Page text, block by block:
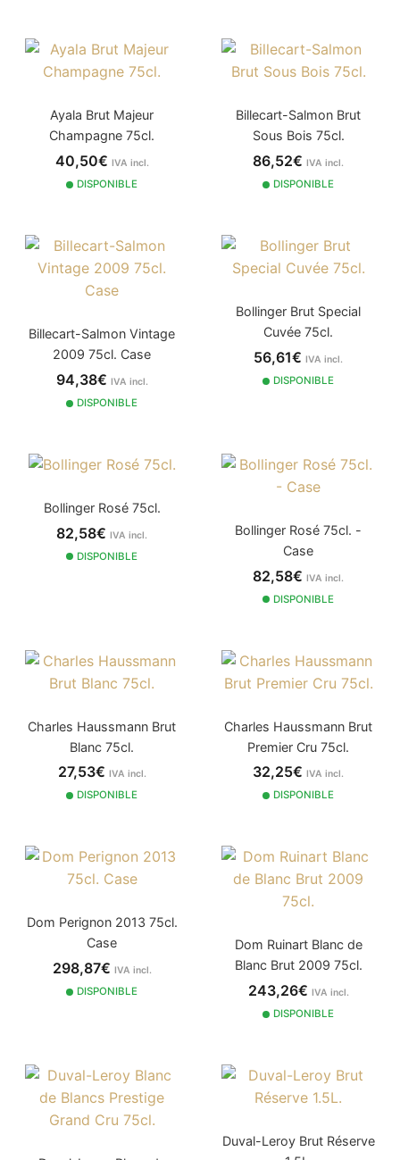
Ayala Brut Majeur
Champagne 75cl.
40,50€ IVA incl.
DISPONIBLE
Billecart-Salmon Brut
Sous Bois 75cl.
86,52€ IVA incl.
DISPONIBLE
Billecart-Salmon Vintage
2009 75cl. Case
94,38€ IVA incl.
DISPONIBLE
Bollinger Brut Special
Cuvée 75cl.
56,61€ IVA incl.
DISPONIBLE
Bollinger Rosé 75cl.
82,58€ IVA incl.
DISPONIBLE
Bollinger Rosé 75cl. -
Case
82,58€ IVA incl.
DISPONIBLE
Charles Haussmann Brut
Blanc 75cl.
27,53€ IVA incl.
DISPONIBLE
Charles Haussmann Brut
Premier Cru 75cl.
32,25€ IVA incl.
DISPONIBLE
Dom Perignon 2013 75cl.
Case
298,87€ IVA incl.
DISPONIBLE
Dom Ruinart Blanc de
Blanc Brut 2009 75cl.
243,26€ IVA incl.
DISPONIBLE
Duval-Leroy Brut Réserve